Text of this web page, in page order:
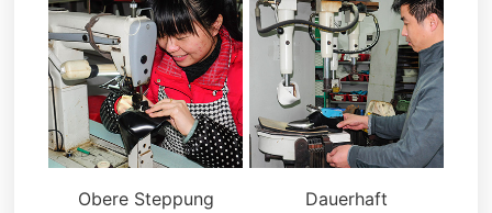
Obere Steppung Dauerhaft